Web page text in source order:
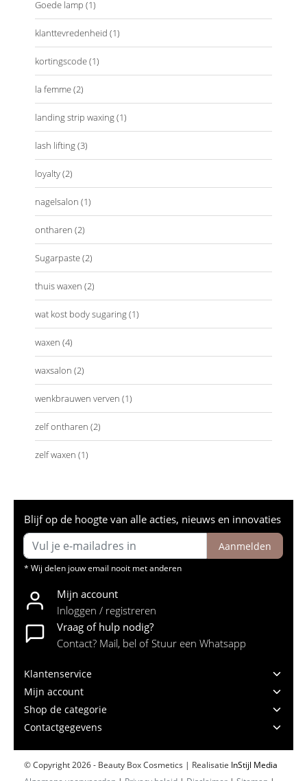
Goede lamp (1)
klanttevredenheid (1)
kortingscode(1)
la femme(2)
landing strip waxing(1)
lash lifting(3)
loyalty(2)
nagelsalon (1)
ontharen (2)
Sugarpaste(2)
thuis waxen (2)
wat kost body sugaring(1)
waxen (4)
waxsalon (2)
wenkbrauwen verven (1)
zelf ontharen (2)
zelf waxen (1)
Blijf op de hoogte van alle acties, nieuws en innovaties
Aanmelden
* Wij delen jouw email nooit met anderen
Mijn account
Inloggen / registreren
Vraag of hulp nodig?
Contact? Mail, bel of Stuur een Whatsapp
Klantenservice
Mijn account
Shop de categorie
Contactgegevens
© Copyright 2026 - Beauty Box Cosmetics | Realisatie InStijl Media